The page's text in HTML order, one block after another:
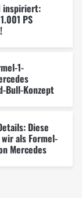
inspiriert:
PS
1-
Bull-Konzept
Diese
als Formel-
Mercedes